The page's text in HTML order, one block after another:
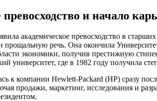
и начало
академическое превосходство в
прощальную речь. Она окончила
экономики, получив престижную
университет, где в 1982 году получила
к компании Hewlett-Packard (HP) сразу
продажи, маркетинг, исследования и